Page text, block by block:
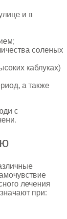
и в
соленых
каблуках)
а также
с
лечения
при: